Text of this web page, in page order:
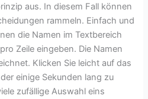
aus. In diesem Fall können
rammeln. Einfach und
die Namen im Textbereich
Zeile eingeben. Die Namen
Klicken Sie leicht auf das
einige Sekunden lang zu
zufällige Auswahl eins